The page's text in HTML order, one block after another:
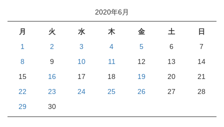
2020年6月
月 火 水 木 金 土
日
1
2 3 4 5 6
7
8
9 10 11 12 13
14
15
16 17 18 19 20
21
22
23 24 25 26 27
28
29
30